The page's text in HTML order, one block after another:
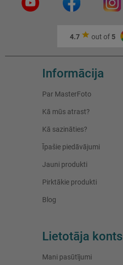
4.7 out of 5
Informācija
Par MasterFoto
Kā mūs atrast?
Kā sazināties?
Īpašie piedāvājumi
Jauni produkti
Pirktākie produkti
Blog
Lietotāja konts
Mani pasūtījumi